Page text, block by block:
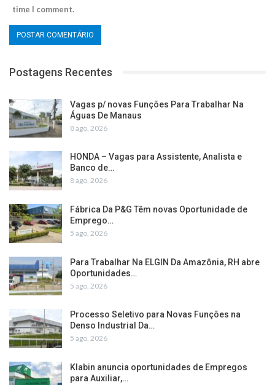
time I comment.
Postagens Recentes
Vagas p/ novas Funções Para Trabalhar Na
Águas De Manaus
8 ago, 2026
HONDA – Vagas para Assistente, Analista e
Banco de…
8 ago, 2026
Fábrica Da P&G Têm novas Oportunidade de
Emprego…
5 ago, 2026
Para Trabalhar Na ELGIN Da Amazônia, RH abre
Oportunidades…
5 ago, 2026
Processo Seletivo para Novas Funções na
Denso Industrial Da…
5 ago, 2026
Klabin anuncia oportunidades de Empregos
para Auxiliar,…